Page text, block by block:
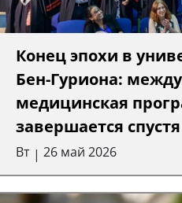
Конец эпохи в
Бен-Гуриона:
медицинская
завершается
Вт | 26 май 2026